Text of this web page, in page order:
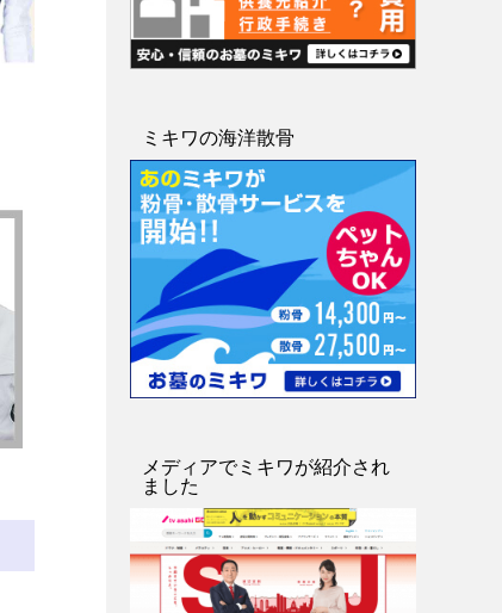
ミキワの海洋散骨
メディアでミキワが紹介され
ました